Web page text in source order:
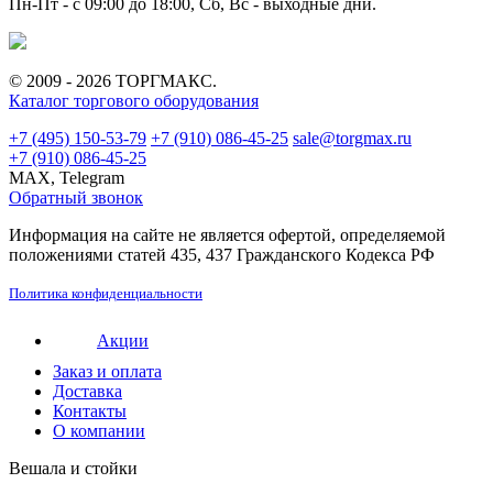
© 2009 - 2026 ТОРГМАКС.
Каталог торгового оборудования
+7 (495) 150-53-79 +7 (910) 086-45-25 sale@torgmax.ru
+7 (910) 086-45-25
MAX, Telegram
Обратный звонок
Информация на сайте не является офертой, определяемой
положениями статей 435, 437 Гражданского Кодекса РФ
Политика конфиденциальности
Акции
Заказ и оплата
Доставка
Контакты
О компании
Вешала и стойки